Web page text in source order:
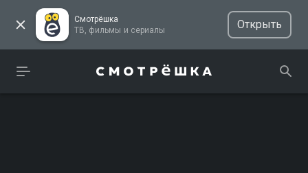
Смотрёшка
ТВ, фильмы и сериалы
Открыть